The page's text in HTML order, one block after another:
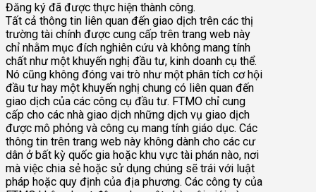
Đăng ký đã được thực hiện thành công.
Tất cả thông tin liên quan đến giao dịch trên các thị
trường tài chính được cung cấp trên trang web này
chỉ nhằm mục đích nghiên cứu và không mang tính
chất như một khuyến nghị đầu tư, kinh doanh cụ thể.
Nó cũng không đóng vai trò như một phân tích cơ hội
đầu tư hay một khuyến nghị chung có liên quan đến
giao dịch của các công cụ đầu tư. FTMO chỉ cung
cấp cho các nhà giao dịch những dịch vụ giao dịch
được mô phỏng và công cụ mang tính giáo dục. Các
thông tin trên trang web này không dành cho các cư
dân ở bất kỳ quốc gia hoặc khu vực tài phán nào, nơi
mà việc chia sẻ hoặc sử dụng chúng sẽ trái với luật
pháp hoặc quy định của địa phương. Các công ty của